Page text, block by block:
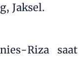
Jaksel.
Riza